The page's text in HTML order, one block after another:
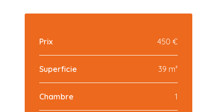
Prix 450 €
Superficie 39 m²
Chambre 1